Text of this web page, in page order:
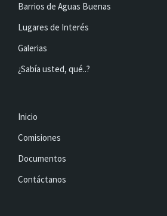
Barrios de Aguas Buenas
Lugares de Interés
Galerias
¿Sabía usted, qué..?
Inicio
Comisiones
Documentos
Contáctanos